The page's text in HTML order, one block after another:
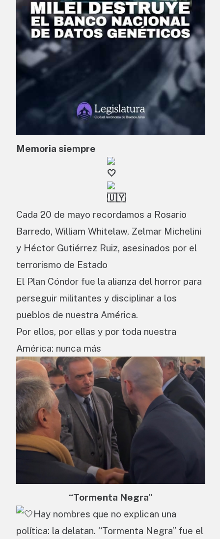
Memoria siempre
Cada 20 de mayo recordamos a Rosario
Barredo, William Whitelaw, Zelmar Michelini
y Héctor Gutiérrez Ruiz, asesinados por el
terrorismo de Estado
El Plan Cóndor fue la alianza del horror para
perseguir militantes y disciplinar a los
pueblos de nuestra América.
Por ellos, por ellas y por toda nuestra
América: nunca más
“Tormenta Negra”
Hay nombres que no explican una
política: la delatan. “Tormenta Negra” fue el